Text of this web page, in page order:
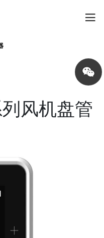
Share
on
wechat
风机盘管